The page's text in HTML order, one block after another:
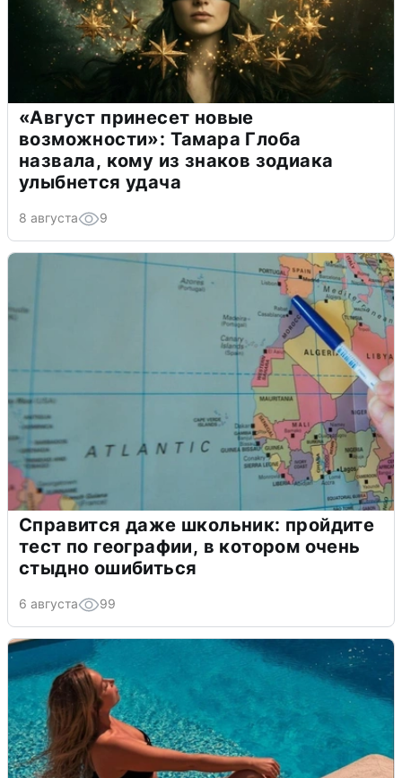
«Август принесет новые
возможности»: Тамара Глоба
назвала, кому из знаков зодиака
улыбнется удача
8 августа 9
Справится даже школьник: пройдите
тест по географии, в котором очень
стыдно ошибиться
6 августа 99